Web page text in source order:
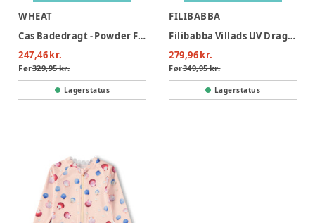
WHEAT
Cas Badedragt - Powder Flowers And Seashells
247,46 kr.
Før329,95 kr.
Lagerstatus
FILIBABBA
Filibabba Villads UV Dragt - Multicolour
279,96 kr.
Før349,95 kr.
Lagerstatus